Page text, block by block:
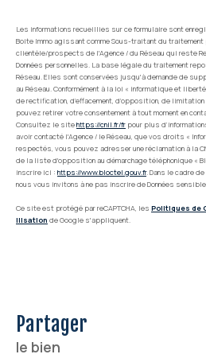
Les informations recueillies sur ce formulaire sont
Boite Immo agissant comme Sous-traitant du
clientèle/prospects de l'Agence / du Réseau qui reste
Données personnelles. La base légale du traitement
Réseau. Elles sont conservées jusqu'à demande de
au Réseau. Conformément à la loi « informatique et
de rectification, d’effacement, d’opposition, de
pouvez retirer votre consentement à tout moment en
Consultez le sitehttps://cnil.fr/fr pour plus
avoir contacté l'Agence / le Réseau, que vos droits «
respectés, vous pouvez adresser une réclamation à la
de la liste d'opposition au démarchage téléphonique «
inscrire ici : https://www.bloctel.gouv.fr. Dans le cadre
nous vous invitons à ne pas inscrire de Données
Ce site est protégé par reCAPTCHA, les Politiques de
ilisation de Google s'appliquent.
partager
le bien